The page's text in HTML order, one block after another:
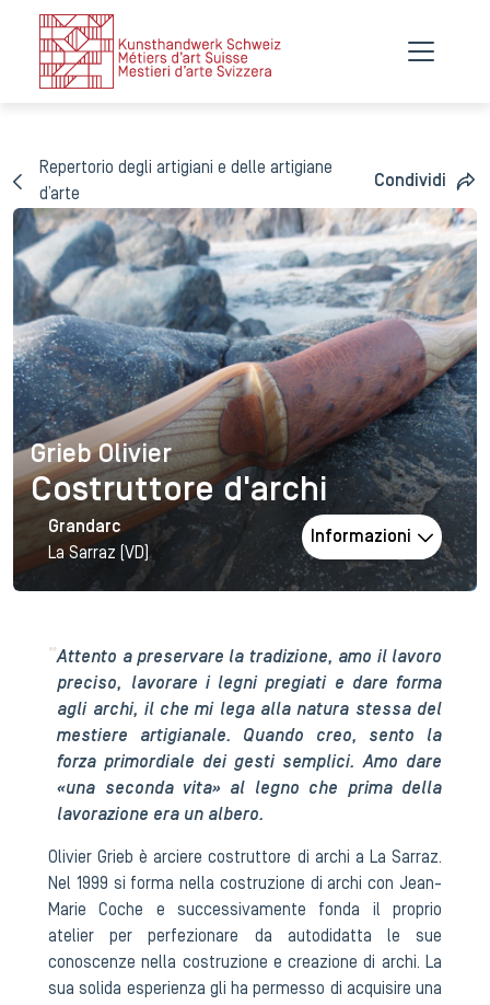
Repertorio degli artigiani e delle artigiane
d’arte
Condividi
Grieb Olivier
Grieb Olivier
Costruttore d'archi
Grandarc
La Sarraz (VD)
Informazioni
Attento a preservare la tradizione, amo il lavoro
preciso, lavorare i legni pregiati e dare forma
agli archi, il che mi lega alla natura stessa del
mestiere artigianale. Quando creo, sento la
forza primordiale dei gesti semplici. Amo dare
«una seconda vita» al legno che prima della
lavorazione era un albero.
Olivier Grieb è arciere costruttore di archi a La Sarraz.
Nel 1999 si forma nella costruzione di archi con Jean-
Marie Coche e successivamente fonda il proprio
atelier per perfezionare da autodidatta le sue
conoscenze nella costruzione e creazione di archi. La
sua solida esperienza gli ha permesso di acquisire una